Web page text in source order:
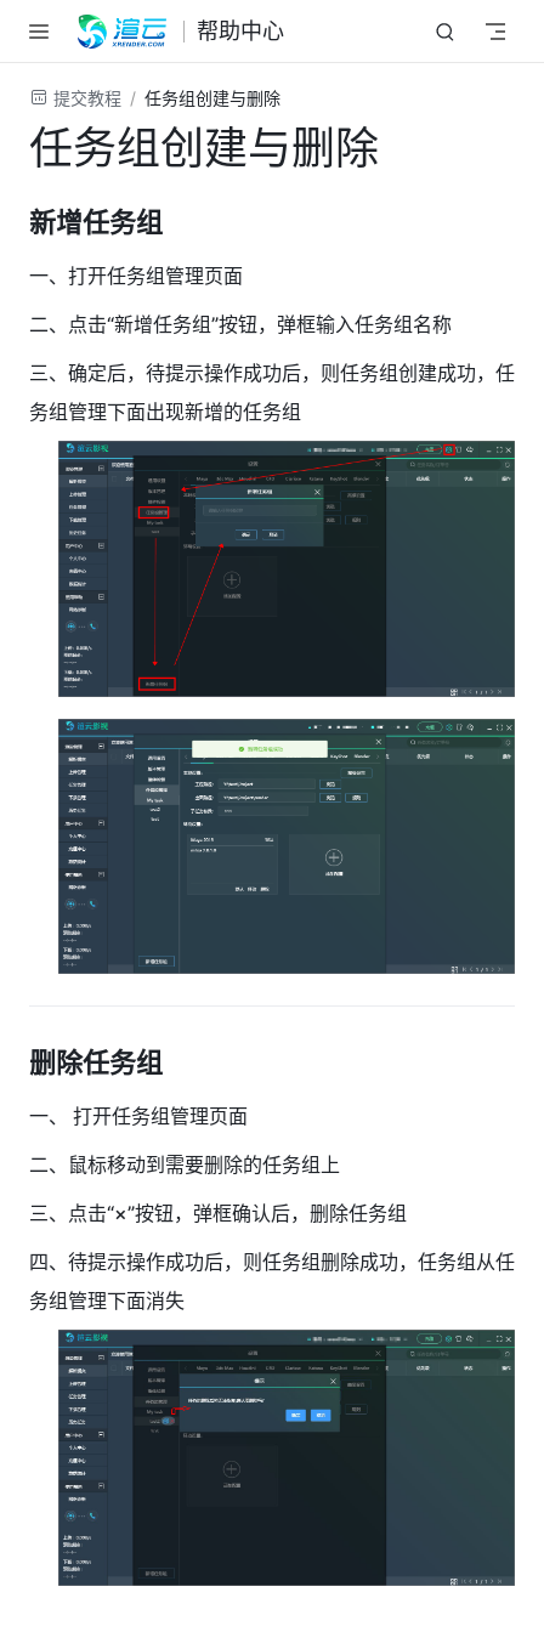
跳至主要內容 帮助中心
提交教程 任务组创建与删除
任务组创建与删除
新增任务组
一、打开任务组管理页面
二、点击“新增任务组”按钮，弹框输入任务组名称
三、确定后，待提示操作成功后，则任务组创建成功，任
务组管理下面出现新增的任务组
删除任务组
一、 打开任务组管理页面
二、鼠标移动到需要删除的任务组上
三、点击“×”按钮，弹框确认后，删除任务组
四、待提示操作成功后，则任务组删除成功，任务组从任
务组管理下面消失